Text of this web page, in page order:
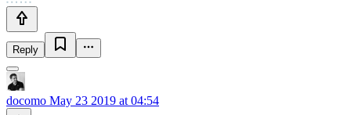
Reply
docomo May 23 2019 at 04:54